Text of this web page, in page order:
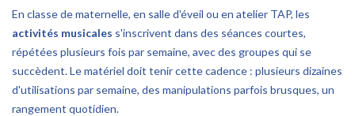
En classe de maternelle, en salle d'éveil ou en atelier TAP, les
activités musicales s'inscrivent dans des séances courtes,
répétées plusieurs fois par semaine, avec des groupes qui se
succèdent. Le matériel doit tenir cette cadence : plusieurs dizaines
d'utilisations par semaine, des manipulations parfois brusques, un
rangement quotidien.